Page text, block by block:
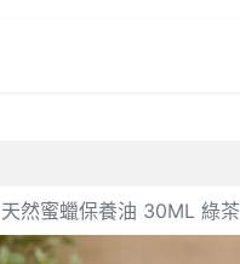
天然蜜蠟保養油 30ML 綠茶